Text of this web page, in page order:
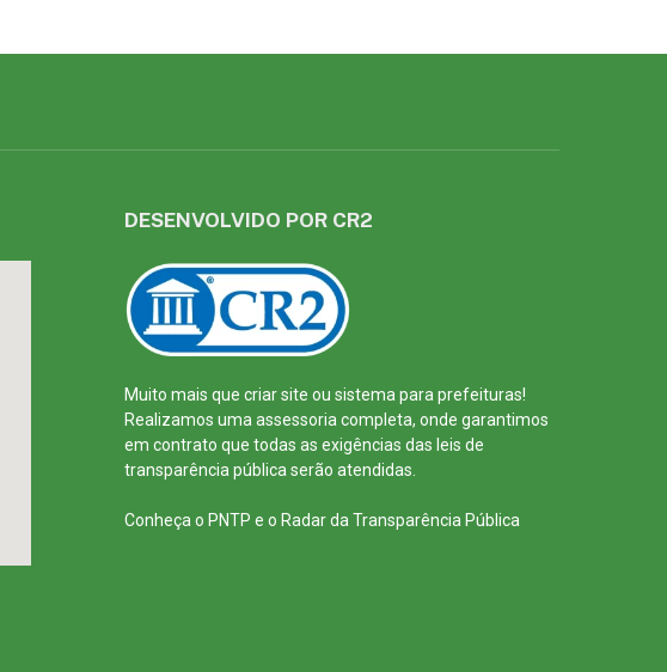
DESENVOLVIDO POR CR2
Muito mais que criar site ou sistema para prefeituras!
Realizamos uma assessoria completa, onde garantimos
em contrato que todas as exigências das leis de
transparência pública serão atendidas.
Conheça o PNTP e o Radar da Transparência Pública